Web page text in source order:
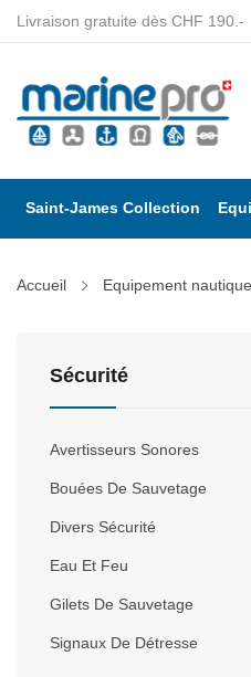
Livraison gratuite dès CHF 190.-
Saint-James Collection
Accueil Equipement nautique
Sécurité
Avertisseurs Sonores
Bouées De Sauvetage
Divers Sécurité
Eau Et Feu
Gilets De Sauvetage
Signaux De Détresse